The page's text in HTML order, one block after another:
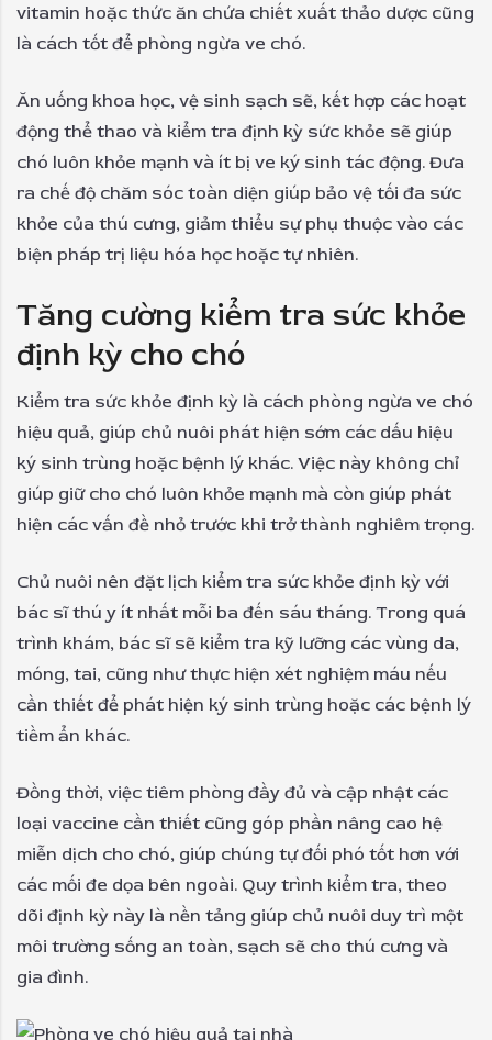
vitamin hoặc thức ăn chứa chiết xuất thảo dược cũng
là cách tốt để phòng ngừa ve chó.
Ăn uống khoa học, vệ sinh sạch sẽ, kết hợp các hoạt
động thể thao và kiểm tra định kỳ sức khỏe sẽ giúp
chó luôn khỏe mạnh và ít bị ve ký sinh tác động. Đưa
ra chế độ chăm sóc toàn diện giúp bảo vệ tối đa sức
khỏe của thú cưng, giảm thiểu sự phụ thuộc vào các
biện pháp trị liệu hóa học hoặc tự nhiên.
Tăng cường kiểm tra sức khỏe
định kỳ cho chó
Kiểm tra sức khỏe định kỳ là cách phòng ngừa ve chó
hiệu quả, giúp chủ nuôi phát hiện sớm các dấu hiệu
ký sinh trùng hoặc bệnh lý khác. Việc này không chỉ
giúp giữ cho chó luôn khỏe mạnh mà còn giúp phát
hiện các vấn đề nhỏ trước khi trở thành nghiêm trọng.
Chủ nuôi nên đặt lịch kiểm tra sức khỏe định kỳ với
bác sĩ thú y ít nhất mỗi ba đến sáu tháng. Trong quá
trình khám, bác sĩ sẽ kiểm tra kỹ lưỡng các vùng da,
móng, tai, cũng như thực hiện xét nghiệm máu nếu
cần thiết để phát hiện ký sinh trùng hoặc các bệnh lý
tiềm ẩn khác.
Đồng thời, việc tiêm phòng đầy đủ và cập nhật các
loại vaccine cần thiết cũng góp phần nâng cao hệ
miễn dịch cho chó, giúp chúng tự đối phó tốt hơn với
các mối đe dọa bên ngoài. Quy trình kiểm tra, theo
dõi định kỳ này là nền tảng giúp chủ nuôi duy trì một
môi trường sống an toàn, sạch sẽ cho thú cưng và
gia đình.